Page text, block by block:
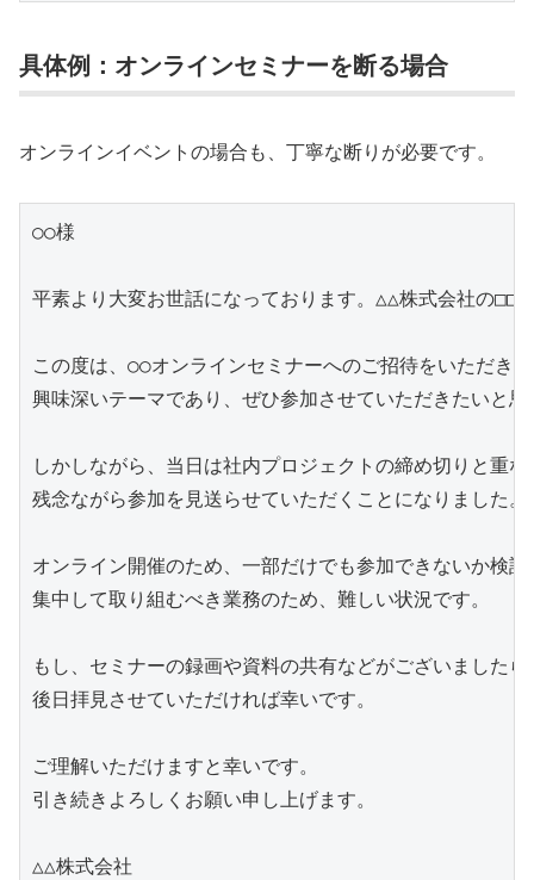
具体例：オンラインセミナーを断る場合
オンラインイベントの場合も、丁寧な断りが必要です。
○○様
平素より大変お世話になっております。△△株式会社の□□
この度は、○○オンラインセミナーへのご招待をいただき
興味深いテーマであり、ぜひ参加させていただきたいと
しかしながら、当日は社内プロジェクトの締め切りと重
残念ながら参加を見送らせていただくことになりました。
オンライン開催のため、一部だけでも参加できないか検
集中して取り組むべき業務のため、難しい状況です。
もし、セミナーの録画や資料の共有などがございましたら
後日拝見させていただければ幸いです。
ご理解いただけますと幸いです。
引き続きよろしくお願い申し上げます。
△△株式会社